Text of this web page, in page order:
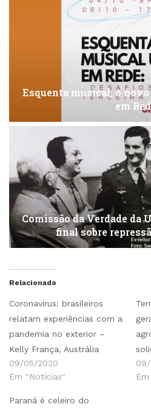
Esquenta musical, o
em
Comissão da Verdade da
final sobre
Relacionado
Coronavírus: brasileiros
relatam experiências com a
pandemia no exterior –
Kelly França, Austrália
09/05/2020
Em "Notícias"
Paraná é celeiro do